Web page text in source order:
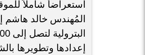
المُهندس خالد هاشم
إعدادها وتطويرها